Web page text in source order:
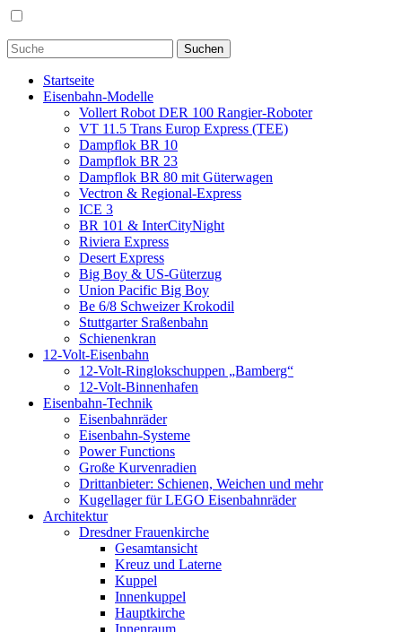
Startseite
Eisenbahn-Modelle
Vollert Robot DER 100 Rangier-Roboter
VT 11.5 Trans Europ Express (TEE)
Dampflok BR 10
Dampflok BR 23
Dampflok BR 80 mit Güterwagen
Vectron & Regional-Express
ICE 3
BR 101 & InterCityNight
Riviera Express
Desert Express
Big Boy & US-Güterzug
Union Pacific Big Boy
Be 6/8 Schweizer Krokodil
Stuttgarter Sraßenbahn
Schienenkran
12-Volt-Eisenbahn
12-Volt-Ringlokschuppen „Bamberg“
12-Volt-Binnenhafen
Eisenbahn-Technik
Eisenbahnräder
Eisenbahn-Systeme
Power Functions
Große Kurvenradien
Drittanbieter: Schienen, Weichen und mehr
Kugellager für LEGO Eisenbahnräder
Architektur
Dresdner Frauenkirche
Gesamtansicht
Kreuz und Laterne
Kuppel
Innenkuppel
Hauptkirche
Innenraum